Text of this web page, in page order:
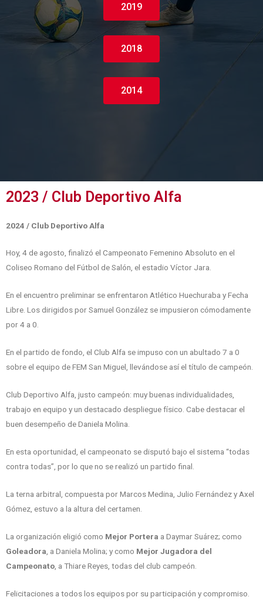
2019
2018
2014
2023 / Club Deportivo Alfa
2024 / Club Deportivo Alfa
Hoy, 4 de agosto, finalizó el Campeonato Femenino Absoluto en el
Coliseo Romano del Fútbol de Salón, el estadio Víctor Jara.
En el encuentro preliminar se enfrentaron Atlético Huechuraba y Fecha
Libre. Los dirigidos por Samuel González se impusieron cómodamente
por 4 a 0.
En el partido de fondo, el Club Alfa se impuso con un abultado 7 a 0
sobre el equipo de FEM San Miguel, llevándose así el título de campeón.
Club Deportivo Alfa, justo campeón: muy buenas individualidades,
trabajo en equipo y un destacado despliegue físico. Cabe destacar el
buen desempeño de Daniela Molina.
En esta oportunidad, el campeonato se disputó bajo el sistema “todas
contra todas”, por lo que no se realizó un partido final.
La terna arbitral, compuesta por Marcos Medina, Julio Fernández y Axel
Gómez, estuvo a la altura del certamen.
La organización eligió como Mejor Portera a Daymar Suárez; como
Goleadora , a Daniela Molina; y como Mejor Jugadora del
Campeonato , a Thiare Reyes, todas del club campeón.
Felicitaciones a todos los equipos por su participación y compromiso.